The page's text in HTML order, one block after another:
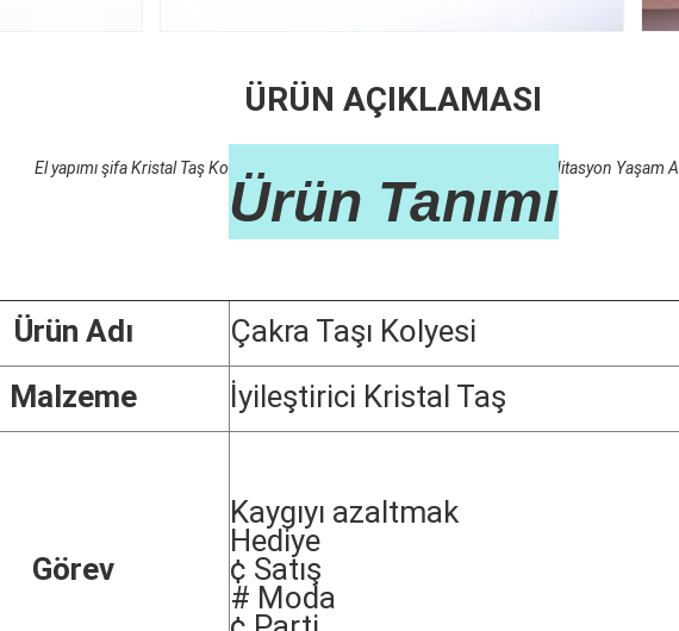
ÜRÜN AÇIKLAMASI
El yapımı şifa Kristal Taş Kolye Kalp Yeşil Aventurine Taş Ruhsal Çakra Meditasyon Yaşam
Ürün Tanımı
Ürün Adı
Çakra Taşı Kolyesi
Malzeme
İyileştirici Kristal Taş
Görev
Kaygıyı azaltmak
Hediye
¢ Satış
# Moda